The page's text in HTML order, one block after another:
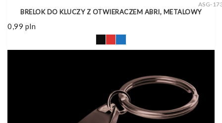
ASG-
BRELOK DO KLUCZY Z OTWIERACZEM ABRI, METALOWY
0,99 pln